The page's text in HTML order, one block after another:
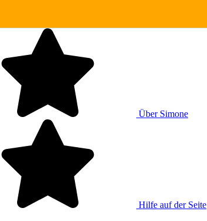
Über Simone
Hilfe auf der Seite